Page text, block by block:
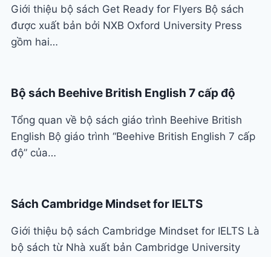
Giới thiệu bộ sách Get Ready for Flyers Bộ sách
được xuất bản bởi NXB Oxford University Press
gồm hai…
Bộ sách Beehive British English 7 cấp độ
Tổng quan về bộ sách giáo trình Beehive British
English Bộ giáo trình “Beehive British English 7 cấp
độ” của…
Sách Cambridge Mindset for IELTS
Giới thiệu bộ sách Cambridge Mindset for IELTS Là
bộ sách từ Nhà xuất bản Cambridge University